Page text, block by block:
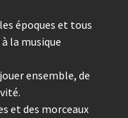
époques et tous
la musique
ensemble, de
et des morceaux